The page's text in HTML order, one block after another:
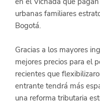
urbanas familiares
Bogotá.
Gracias a los mayores
mejores precios para el
recientes que
entrante tendrá más
una reforma tributaria